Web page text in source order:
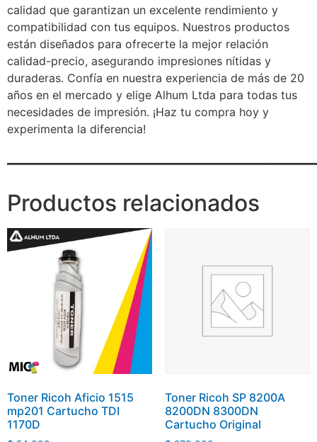
calidad que garantizan un excelente rendimiento y
compatibilidad con tus equipos. Nuestros productos
están diseñados para ofrecerte la mejor relación
calidad-precio, asegurando impresiones nítidas y
duraderas. Confía en nuestra experiencia de más de 20
años en el mercado y elige Alhum Ltda para todas tus
necesidades de impresión. ¡Haz tu compra hoy y
experimenta la diferencia!
Productos relacionados
Toner Ricoh Aficio 1515
mp201 Cartucho TDI
1170D
Toner Ricoh SP 8200A
8200DN 8300DN
Cartucho Original